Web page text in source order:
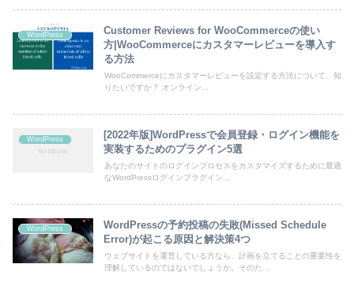
WordPress
Customer Reviews for WooCommerceの使い
方|WooCommerceにカスタマーレビューを導入す
る方法
WooCommerceにカスタマーレビューを設定する方法について、知
りたいですか？ オンライン...
WordPress
[2022年版]WordPressで会員登録・ログイン機能を
実装するためのプラグイン5選
あなたのサイトのログインプロセスをカスタマイズするために最適
なWordPressログインプラグイン...
WordPress
WordPressの予約投稿の失敗(Missed Schedule
Error)が起こる原因と解決策4つ
ウェブサイトを運営している方なら、計画を立てることの重要性を
理解しているのではないでしょうか。そのた...